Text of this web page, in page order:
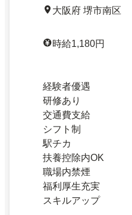
大阪府 堺市南区
時給1,180円
経験者優遇
研修あり
交通費支給
シフト制
駅チカ
扶養控除内OK
職場内禁煙
福利厚生充実
スキルアップ